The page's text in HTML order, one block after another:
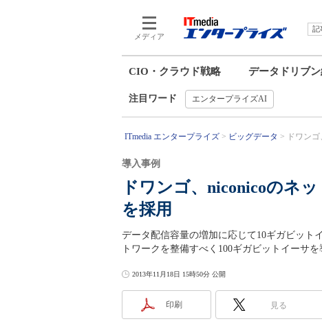
メディア
記
CIO・クラウド戦略 データドリブ
注目ワード エンタープライズAI
ITmedia エンタープライズ ビッグデータ ドワン
ドワンゴ、niconicoのネ
を採用
導入事例
データ配信容量の増加に応じて10ギガビット
トワークを整備すべく100ギガビットイーサを
2013年11月18日 15時50分 公開
印刷 見る